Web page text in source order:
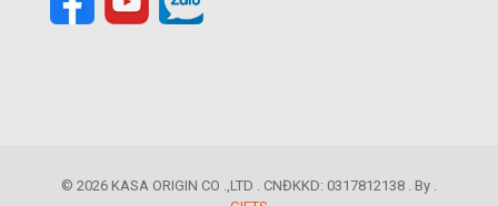
© 2026 KASA ORIGIN CO .,LTD . CNĐKKD: 0317812138 . By .